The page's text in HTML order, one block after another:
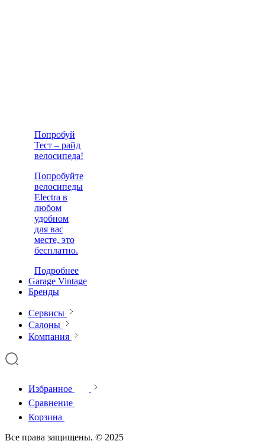
Попробуй
Тест – райд
велосипеда!
Попробуйте
велосипеды
Electra в
любом
удобном
для вас
месте, это
бесплатно.
Подробнее
Garage Vintage
Бренды
Сервисы
Салоны
Компания
Избранное
Сравнение
Корзина
Все права защищены, © 2025